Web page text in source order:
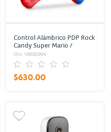
Control Alámbrico PDP Rock
Candy Super Mario /
Nintendo Switch / Rojo
SKU: 100082904
$630.00